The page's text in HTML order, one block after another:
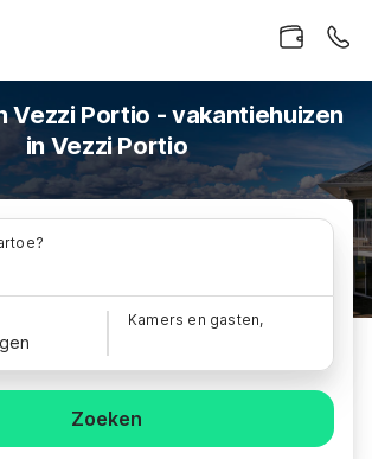
Vezzi Portio - vakantiehuizen
in Vezzi Portio
Kamers en gasten,
Zoeken